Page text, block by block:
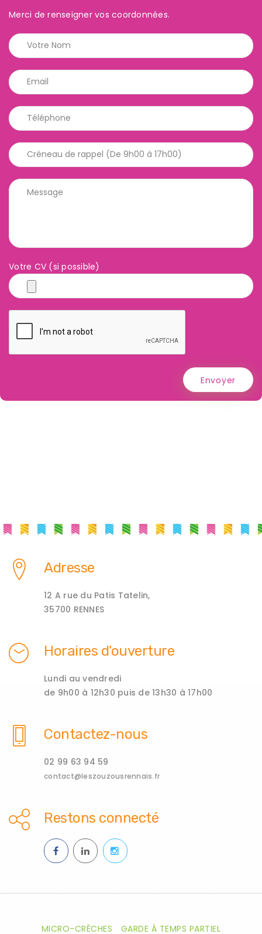
Merci de renseigner vos coordonnées.
Votre CV (si possible)
Envoyer
Adresse
12 A rue du Patis Tatelin,
35700 RENNES
Horaires d'ouverture
Lundi au vendredi
de 9h00 à 12h30 puis de 13h30 à 17h00
Contactez-nous
02 99 63 94 59
contact@leszouzousrennais.fr
Restons connecté
MICRO-CRÈCHES GARDE À TEMPS PARTIEL